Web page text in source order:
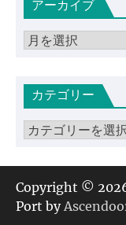
アーカイブ
ア
イカテゴリー
カ
ゴ
リ
ー
Copyright ©
Port by